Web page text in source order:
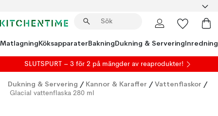
MatlagningKöksapparaterBakningDukning & ServeringInredning
SLUTSPURT – 3 för 2 på mängder av reaprodukter!
Dukning & Servering / Kannor & Karaffer / Vattenflaskor /
Glacial vattenflaska 280 ml